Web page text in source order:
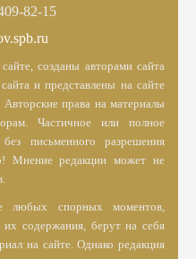
82-15
созданы авторами сайта
и представлены на сайте
Авторские права на материалы
Частичное или полное
письменного разрешения
Мнение редакции может не
любых спорных моментов,
содержания, берут на себя
на сайте. Однако редакция